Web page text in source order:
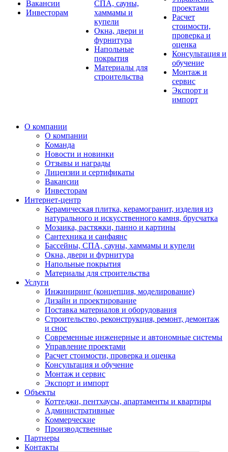
Вакансии
Инвесторам
СПА, сауны,
хаммамы и
купели
Окна, двери и
фурнитура
Напольные
покрытия
Материалы для
строительства
проектами
Расчет
стоимости,
проверка и
оценка
Консультация и
обучение
Монтаж и
сервис
Экспорт и
импорт
О компании
О компании
Команда
Новости и новинки
Отзывы и награды
Лицензии и сертификаты
Вакансии
Инвесторам
Интернет-центр
Керамическая плитка, керамогранит, изделия из
натурального и искусственного камня, брусчатка
Мозаика, растяжки, панно и картины
Сантехника и санфаянс
Бассейны, СПА, сауны, хаммамы и купели
Окна, двери и фурнитура
Напольные покрытия
Материалы для строительства
Услуги
Инжиниринг (концепция, моделирование)
Дизайн и проектирование
Поставка материалов и оборудования
Строительство, реконструкция, ремонт, демонтаж
и снос
Современные инженерные и автономные системы
Управление проектами
Расчет стоимости, проверка и оценка
Консультация и обучение
Монтаж и сервис
Экспорт и импорт
Объекты
Коттеджи, пентхаусы, апартаменты и квартиры
Административные
Коммерческие
Производственные
Партнеры
Контакты